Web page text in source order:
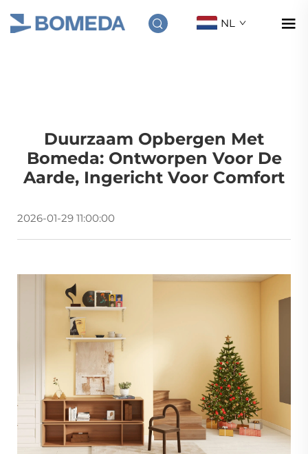
NL
Duurzaam Opbergen Met
Bomeda: Ontworpen Voor De
Aarde, Ingericht Voor Comfort
2026-01-29 11:00:00